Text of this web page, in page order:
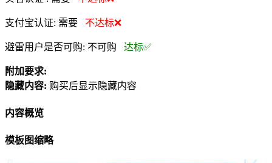
支付宝认证: 需要 不达标❌
避雷用户是否可购: 不可购 达标✅
附加要求:
隐藏内容: 购买后显示隐藏内容
内容概览
模板图缩略